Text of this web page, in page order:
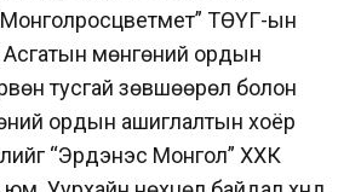
ТӨҮГ-ын
мөнгөний ордын
тусгай зөвшөөрөл болон
ордын ашиглалтын хоёр
“Эрдэнэс Монгол” ХХК